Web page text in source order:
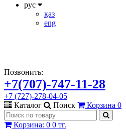
рус
қаз
eng
Позвонить:
+7(707)-747-11-28
+7 (727)-278-04-05
Каталог
Поиск Корзина 0
Корзина: 0 0 тг.